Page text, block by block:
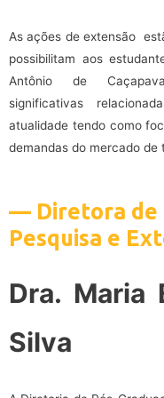
As ações de extensão
possibilitam aos
Antônio de
significativas
atualidade tendo como
demandas do mercado de
— Diretora de
Pesquisa e
Dra. Maria
Silva